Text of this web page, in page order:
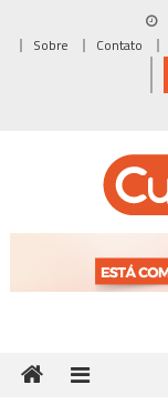
Sobre
Contato